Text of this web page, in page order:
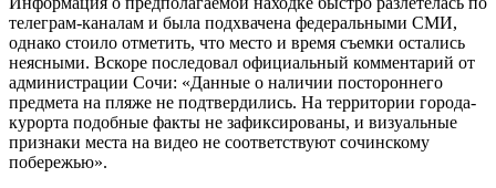
телеграм-каналам и была подхвачена федеральными СМИ,
однако стоило отметить, что место и время съемки остались
неясными. Вскоре последовал официальный комментарий от
администрации Сочи: «Данные о наличии постороннего
предмета на пляже не подтвердились. На территории города-
курорта подобные факты не зафиксированы, и визуальные
признаки места на видео не соответствуют сочинскому
побережью».